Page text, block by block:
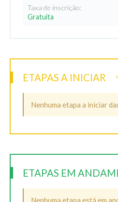
Taxa de inscrição:
Gratuita
ETAPAS A INICIAR
Nenhuma etapa a iniciar
ETAPAS EM
Nenhuma etapa está em